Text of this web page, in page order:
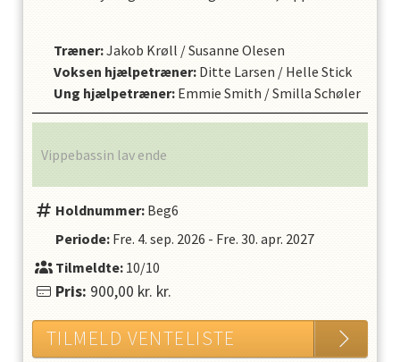
Træner:Jakob Krøll /Susanne Olesen
Voksen hjælpetræner: Ditte Larsen / Helle Stick
Ung hjælpetræner: Emmie Smith /Smilla Schøler
Vippebassin lav ende
Holdnummer: Beg6
Periode: Fre. 4. sep. 2026 - Fre. 30. apr. 2027
Tilmeldte:10/10
Pris: 900,00 kr. kr.
TILMELD VENTELISTE